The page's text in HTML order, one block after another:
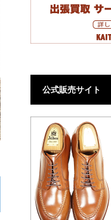
公式販売サイト